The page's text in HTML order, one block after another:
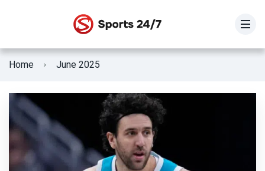
Home June 2025
Γ Εθνική
Κύπελλο Ελλάδας
ΕΘΝΙΚΗ ΕΛΛΑΔΟΣ